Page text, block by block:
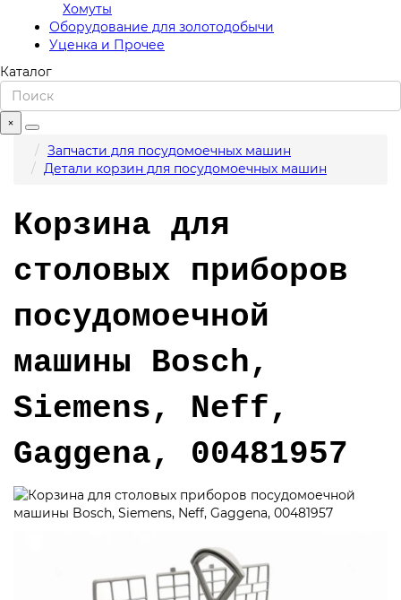
Хомуты
Оборудование для золотодобычи
Уценка и Прочее
Каталог
×
Запчасти для посудомоечных машин
Детали корзин для посудомоечных машин
Корзина для
столовых приборов
посудомоечной
машины Bosch,
Siemens, Neff,
Gaggena, 00481957